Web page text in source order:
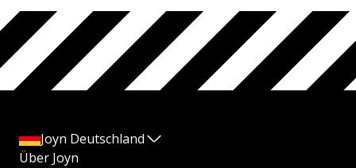
Joyn Deutschland
Über Joyn